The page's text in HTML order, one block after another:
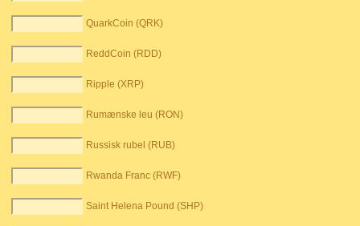
QuarkCoin (QRK)
ReddCoin (RDD)
Ripple (XRP)
Rumænske leu (RON)
Russisk rubel (RUB)
Rwanda Franc (RWF)
Saint Helena Pound (SHP)